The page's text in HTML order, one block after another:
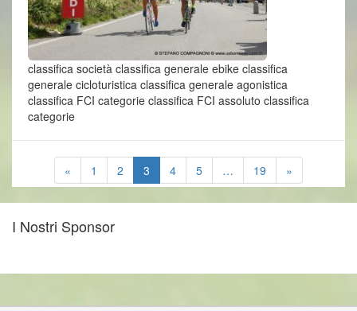
classifica società classifica generale ebike classifica
generale cicloturistica classifica generale agonistica
classifica FCI categorie classifica FCI assoluto classifica
categorie
« 1 2 3 4 5 … 19 »
I Nostri Sponsor